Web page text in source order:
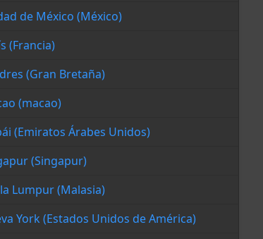
de México (México)
(Francia)
(Gran Bretaña)
(macao)
(Emiratos Árabes Unidos)
(Singapur)
Lumpur (Malasia)
York (Estados Unidos de América)